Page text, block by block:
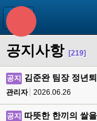
공지사항 [219]
공지 김준완 팀장 정년
관리자 2026.06.26
공지 따뜻한 한끼의 쌀